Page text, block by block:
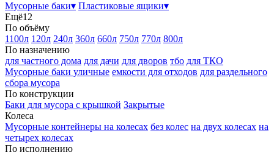
Мусорные баки▾ Пластиковые ящики▾
Ещё12
По объёму
1100л 120л 240л 360л 660л 750л 770л 800л
По назначению
для частного дома для дачи для дворов тбо для ТКО
Мусорные баки уличные емкости для отходов для раздельного
сбора мусора
По конструкции
Баки для мусора с крышкой Закрытые
Колеса
Мусорные контейнеры на колесах без колес на двух колесах на
четырех колесах
По исполнению